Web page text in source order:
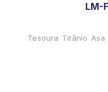
LM-
Tesoura Titânio Asa